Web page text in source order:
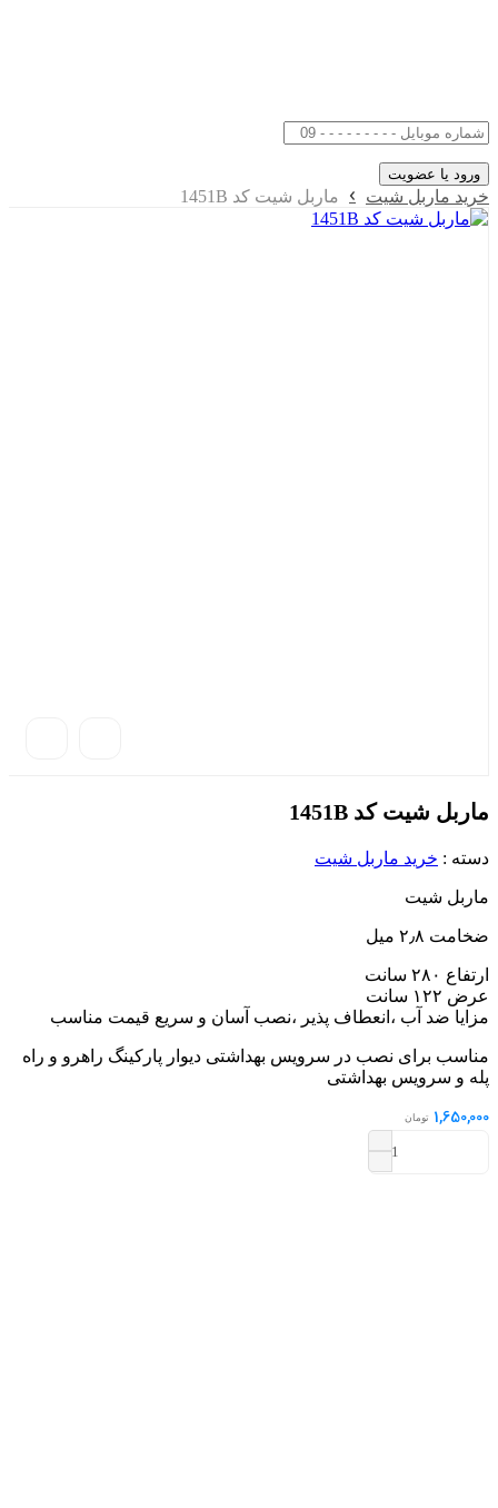
خرید ماربل شیت ماربل شیت کد 1451B
ماربل شیت کد 1451B
دسته : خرید ماربل شیت
ماربل شیت
ضخامت ۲٫۸ میل
ارتفاع ۲۸۰ سانت
عرض ۱۲۲ سانت
مزایا ضد آب ،انعطاف پذیر ،نصب آسان و سریع قیمت مناسب
مناسب برای نصب در سرویس بهداشتی دیوار پارکینگ راهرو و راه
پله و سرویس بهداشتی
1,650,000 تومان